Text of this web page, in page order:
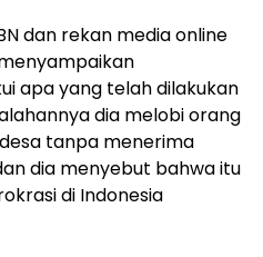
dan rekan media online
apa yang telah dilakukan
dia melobi orang
tanpa menerima
dia menyebut bahwa itu
di Indonesia